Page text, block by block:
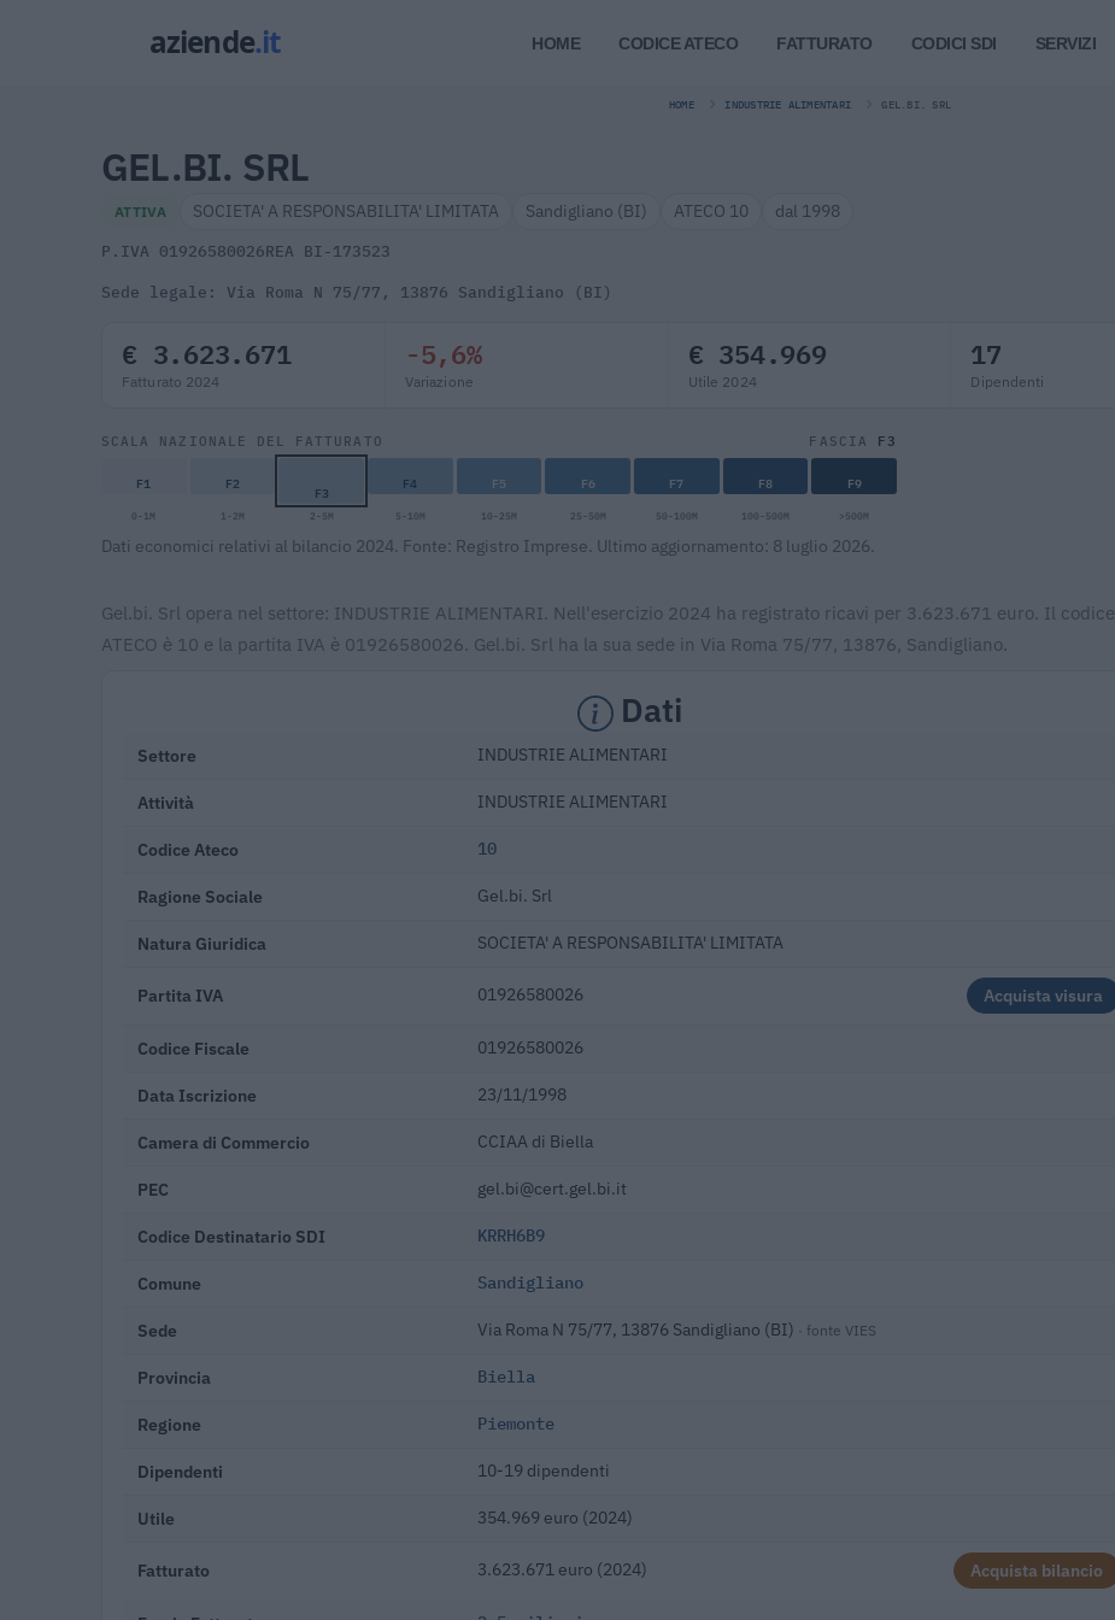
HOME CODICE ATECO FATTURATO CODICI SDI SERVIZI
HOME INDUSTRIE ALIMENTARI GEL.BI. SRL
GEL.BI. SRL
ATTIVA SOCIETA' A RESPONSABILITA' LIMITATA Sandigliano (BI) ATECO 10 dal 1998
P.IVA 01926580026REA BI-173523
Sede legale: Via Roma N 75/77, 13876 Sandigliano (BI)
€ 3.623.671
Fatturato 2024
-5,6%
Variazione
€ 354.969
Utile 2024
17
Dipendenti
SCALA NAZIONALE DEL FATTURATO FASCIA F3
F1 F2 F3 F4 F5 F6 F7 F8 F9
0-1M 1-2M 2-5M 5-10M 10-25M 25-50M 50-100M 100-500M >500M
Dati economici relativi al bilancio 2024. Fonte: Registro Imprese. Ultimo aggiornamento: 8 luglio 2026.
Gel.bi. Srl opera nel settore: INDUSTRIE ALIMENTARI. Nell'esercizio 2024 ha registrato ricavi per 3.623.671 euro. Il codice
ATECO è 10 e la partita IVA è 01926580026. Gel.bi. Srl ha la sua sede in Via Roma 75/77, 13876, Sandigliano.
Dati
Settore INDUSTRIE ALIMENTARI
Attività INDUSTRIE ALIMENTARI
Codice Ateco 10
Ragione Sociale Gel.bi. Srl
Natura Giuridica SOCIETA' A RESPONSABILITA' LIMITATA
Partita IVA 01926580026 Acquista visura
Codice Fiscale 01926580026
Data Iscrizione 23/11/1998
Camera di Commercio CCIAA di Biella
PEC gel.bi@cert.gel.bi.it
Codice Destinatario SDI KRRH6B9
Comune Sandigliano
Sede Via Roma N 75/77, 13876 Sandigliano (BI) · fonte VIES
Provincia Biella
Regione Piemonte
Dipendenti 10-19 dipendenti
Utile 354.969 euro (2024)
Fatturato 3.623.671 euro (2024) Acquista bilancio